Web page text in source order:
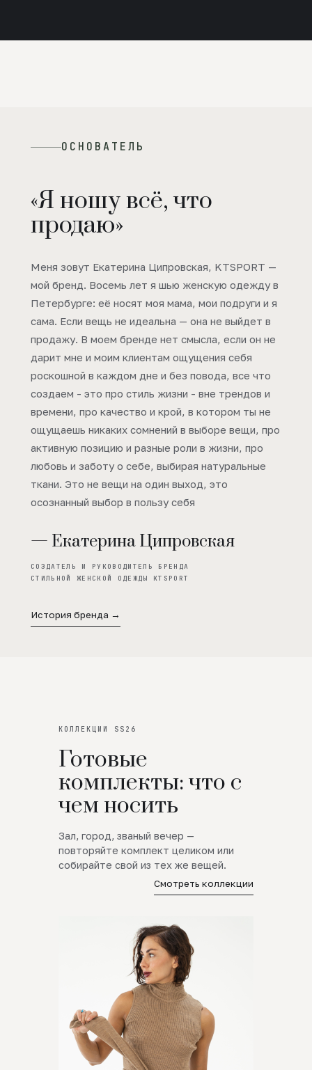
ОСНОВАТЕЛЬ
«Я ношу всё, что
продаю»
Меня зовут Екатерина Ципровская, KTSPORT —
мой бренд. Восемь лет я шью женскую одежду в
Петербурге: её носят моя мама, мои подруги и я
сама. Если вещь не идеальна — она не выйдет в
продажу. В моем бренде нет смысла, если он не
дарит мне и моим клиентам ощущения себя
роскошной в каждом дне и без повода, все что
создаем - это про стиль жизни - вне трендов и
времени, про качество и крой, в котором ты не
ощущаешь никаких сомнений в выборе вещи, про
активную позицию и разные роли в жизни, про
любовь и заботу о себе, выбирая натуральные
ткани. Это не вещи на один выход, это
осознанный выбор в пользу себя
— Екатерина Ципровская
СОЗДАТЕЛЬ И РУКОВОДИТЕЛЬ БРЕНДА
СТИЛЬНОЙ ЖЕНСКОЙ ОДЕЖДЫ KTSPORT
История бренда →
КОЛЛЕКЦИИ SS26
Готовые
комплекты: что с
чем носить
Зал, город, званый вечер —
повторяйте комплект целиком или
собирайте свой из тех же вещей.
Смотреть коллекции